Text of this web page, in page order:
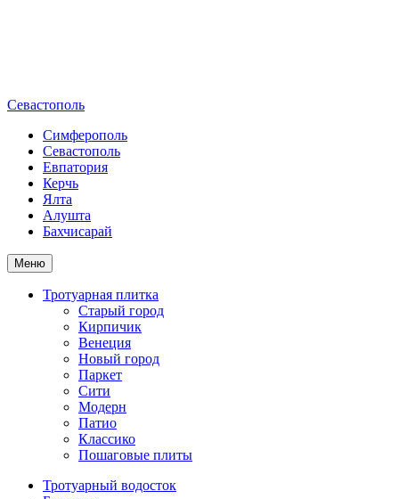
Севастополь
Симферополь
Севастополь
Евпатория
Керчь
Ялта
Алушта
Бахчисарай
Меню
Тротуарная плитка
Старый город
Кирпичик
Венеция
Новый город
Паркет
Сити
Модерн
Патио
Классико
Пошаговые плиты
Тротуарный водосток